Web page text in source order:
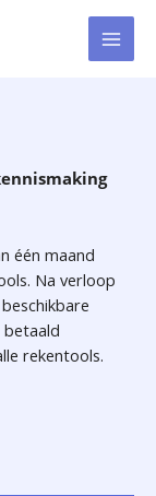
één maand
Na verloop
betaald
rekentools.